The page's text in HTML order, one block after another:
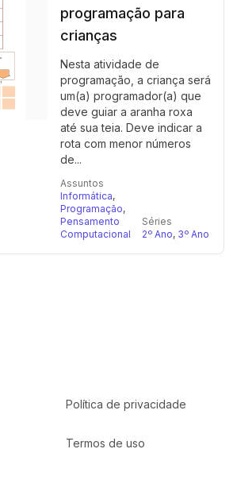
programação para
crianças
Nesta atividade de
programação, a criança será
um(a) programador(a) que
deve guiar a aranha roxa
até sua teia. Deve indicar a
rota com menor números
de...
Assuntos
Informática,
Programação,
Pensamento
Computacional
Séries
2º Ano, 3º Ano
Política de privacidade
Termos de uso